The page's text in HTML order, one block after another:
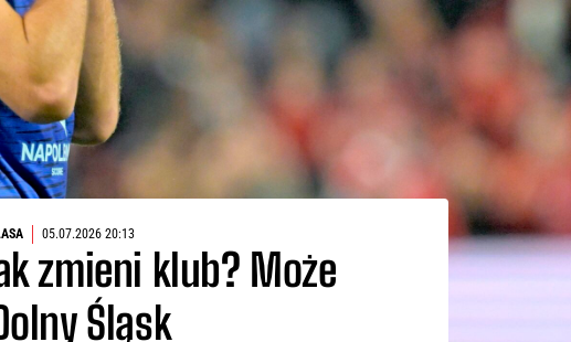
05.07.2026 20:13
zmieni klub? Może
Śląsk